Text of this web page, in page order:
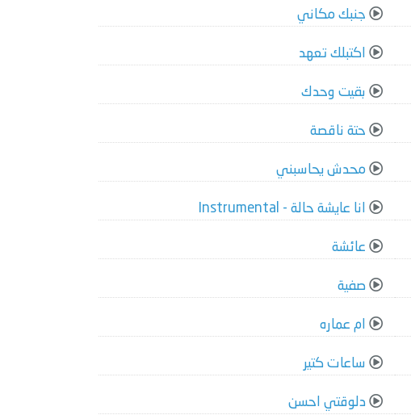
جنبك مكاني
اكتبلك تعهد
بقيت وحدك
حتة ناقصة
محدش يحاسبني
انا عايشة حالة - Instrumental
عائشة
صفية
ام عماره
ساعات كتير
دلوقتي احسن